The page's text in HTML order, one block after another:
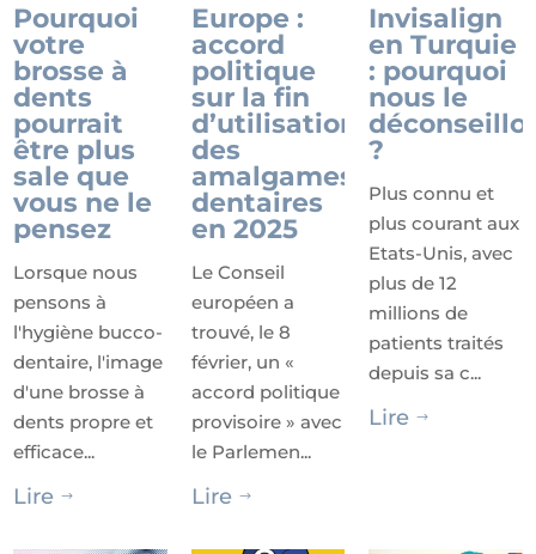
Pourquoi
votre
brosse à
dents
pourrait
être plus
sale que
vous ne le
pensez
Lorsque nous
pensons à
l'hygiène bucco-
dentaire, l'image
d'une brosse à
dents propre et
efficace...
Lire $
Europe :
accord
politique
sur la fin
d’utilisation
des
amalgames
dentaires
en 2025
Le Conseil
européen a
trouvé, le 8
février, un «
accord politique
provisoire » avec
le Parlemen...
Lire $
Invisalign
en Turquie
: pourquoi
nous le
?
Plus connu et
plus courant aux
Etats-Unis, avec
plus de 12
millions de
patients traités
depuis sa c...
Lire $